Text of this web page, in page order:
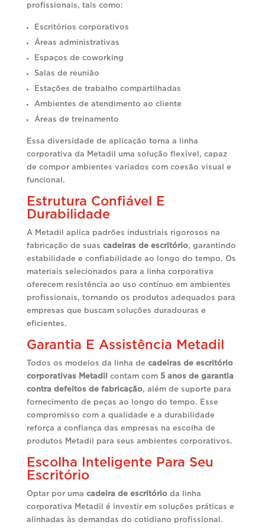
profissionais, tais como:
Escritórios corporativos
Áreas administrativas
Espaços de coworking
Salas de reunião
Estações de trabalho compartilhadas
Ambientes de atendimento ao cliente
Áreas de treinamento
Essa diversidade de aplicação torna a linha
corporativa da Metadil uma solução flexível, capaz
de compor ambientes variados com coesão visual e
funcional.
Estrutura Confiável E
Durabilidade
A Metadil aplica padrões industriais rigorosos na
fabricação de suas cadeiras de escritório, garantindo
estabilidade e confiabilidade ao longo do tempo. Os
materiais selecionados para a linha corporativa
oferecem resistência ao uso contínuo em ambientes
profissionais, tornando os produtos adequados para
empresas que buscam soluções duradouras e
eficientes.
Garantia E Assistência Metadil
Todos os modelos da linha de cadeiras de escritório
corporativas Metadil
contam com 5 anos de garantia
contra defeitos de fabricação, além de suporte para
fornecimento de peças ao longo do tempo. Esse
compromisso com a qualidade e a durabilidade
reforça a confiança das empresas na escolha de
produtos Metadil para seus ambientes corporativos.
Escolha Inteligente Para Seu
Escritório
Optar por uma cadeira de escritórioda linha
corporativa Metadil é investir em soluções práticas e
alinhadas às demandas do cotidiano profissional.